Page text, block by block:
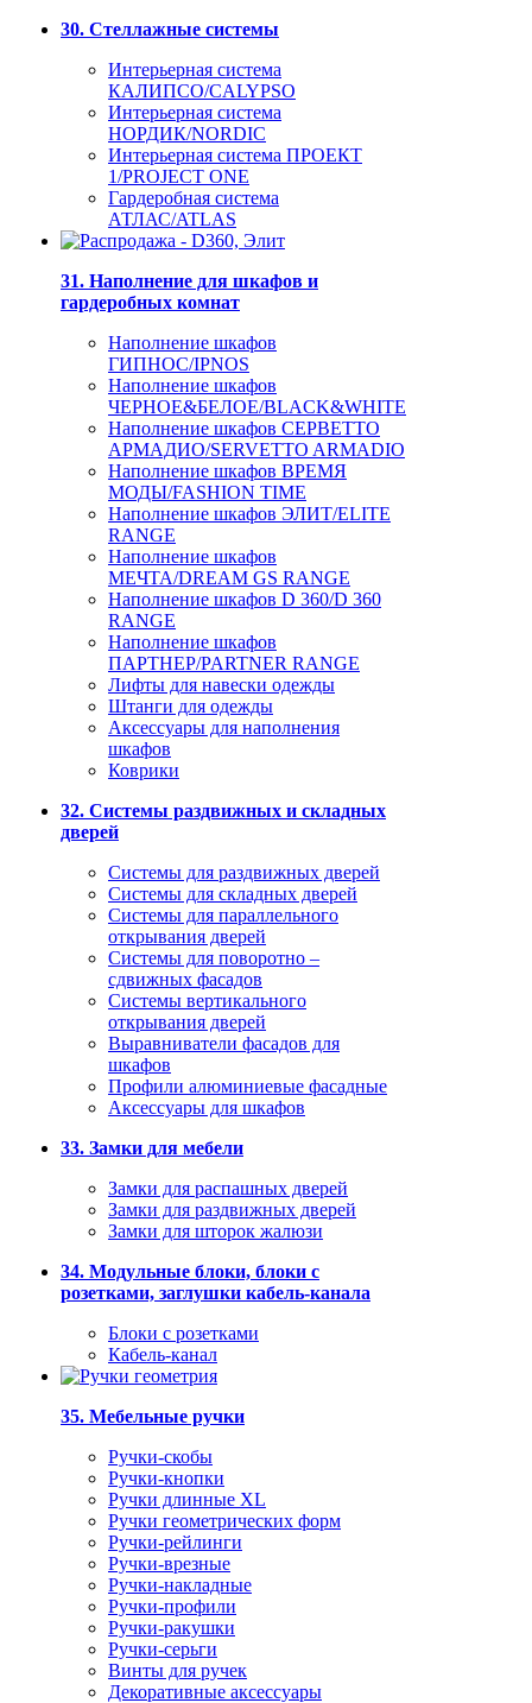
30. Стеллажные системы
Интерьерная система
КАЛИПСО/CALYPSO
Интерьерная система
НОРДИК/NORDIC
Интерьерная система ПРОЕКТ
1/PROJECT ONE
Гардеробная система
АТЛАС/ATLAS
31. Наполнение для шкафов и
гардеробных комнат
Наполнение шкафов
ГИПНОС/IPNOS
Наполнение шкафов
ЧЕРНОЕ&БЕЛОЕ/BLACK&WHITE
Наполнение шкафов СЕРВЕТТО
АРМАДИО/SERVETTO ARMADIO
Наполнение шкафов ВРЕМЯ
МОДЫ/FASHION TIME
Наполнение шкафов ЭЛИТ/ELITE
RANGE
Наполнение шкафов
МЕЧТА/DREAM GS RANGE
Наполнение шкафов D 360/D 360
RANGE
Наполнение шкафов
ПАРТНЕР/PARTNER RANGE
Лифты для навески одежды
Штанги для одежды
Аксессуары для наполнения
шкафов
Коврики
32. Системы раздвижных и складных
дверей
Системы для раздвижных дверей
Системы для складных дверей
Системы для параллельного
открывания дверей
Системы для поворотно –
сдвижных фасадов
Системы вертикального
открывания дверей
Выравниватели фасадов для
шкафов
Профили алюминиевые фасадные
Аксессуары для шкафов
33. Замки для мебели
Замки для распашных дверей
Замки для раздвижных дверей
Замки для шторок жалюзи
34. Модульные блоки, блоки с
розетками, заглушки кабель-канала
Блоки с розетками
Кабель-канал
35. Мебельные ручки
Ручки-скобы
Ручки-кнопки
Ручки длинные XL
Ручки геометрических форм
Ручки-рейлинги
Ручки-врезные
Ручки-накладные
Ручки-профили
Ручки-ракушки
Ручки-серьги
Винты для ручек
Декоративные аксессуары